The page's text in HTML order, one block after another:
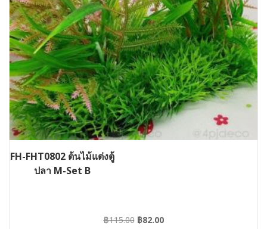
FH-FHT0802 ต้นไม้แต่งตู้
ปลา M-Set B
฿115.00 Original
฿82.00Current